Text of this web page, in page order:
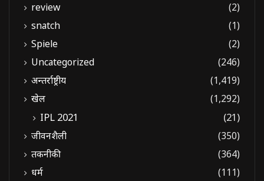
review
(2)
snatch
(1)
Spiele
(2)
Uncategorized
(246)
अन्तर्राष्ट्रीय
(1,419)
खेल
(1,292)
IPL 2021 (21)
जीवनशैली
(350)
तकनीकी
(364)
धर्म
(111)